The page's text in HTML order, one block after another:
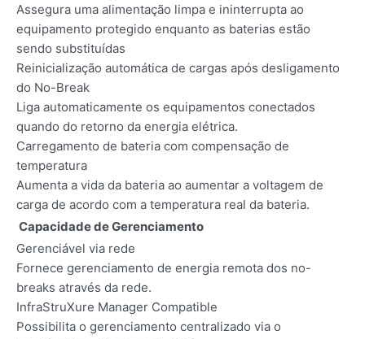
Assegura uma alimentação limpa e ininterrupta ao
equipamento protegido enquanto as baterias estão
sendo substituídas
Reinicialização automática de cargas após desligamento
do No-Break
Liga automaticamente os equipamentos conectados
quando do retorno da energia elétrica.
Carregamento de bateria com compensação de
temperatura
Aumenta a vida da bateria ao aumentar a voltagem de
carga de acordo com a temperatura real da bateria.
Capacidade de Gerenciamento
Gerenciável via rede
Fornece gerenciamento de energia remota dos no-
breaks através da rede.
InfraStruXure Manager Compatible
Possibilita o gerenciamento centralizado via o